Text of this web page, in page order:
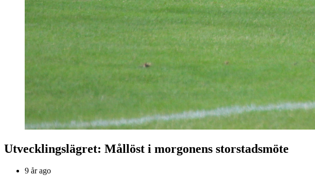
Utvecklingslägret: Mållöst i morgonens storstadsmöte
9 år ago